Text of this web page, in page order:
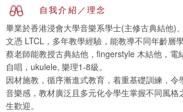
自我介紹／理念
畢業於香港浸會大學音樂系學士(主修古典結他)
文憑 LTCL，多年教學經驗，能教導不同年齡層學
蔡老師能教授古典結他，fingerstyle 木結他，電
自唱，ukulele, 樂理1-8級。
因材施教，循序漸進式教育，着重基礎訓練，令
音樂感，教材廣泛且多元化令學生掌握不同風格
生歡迎。